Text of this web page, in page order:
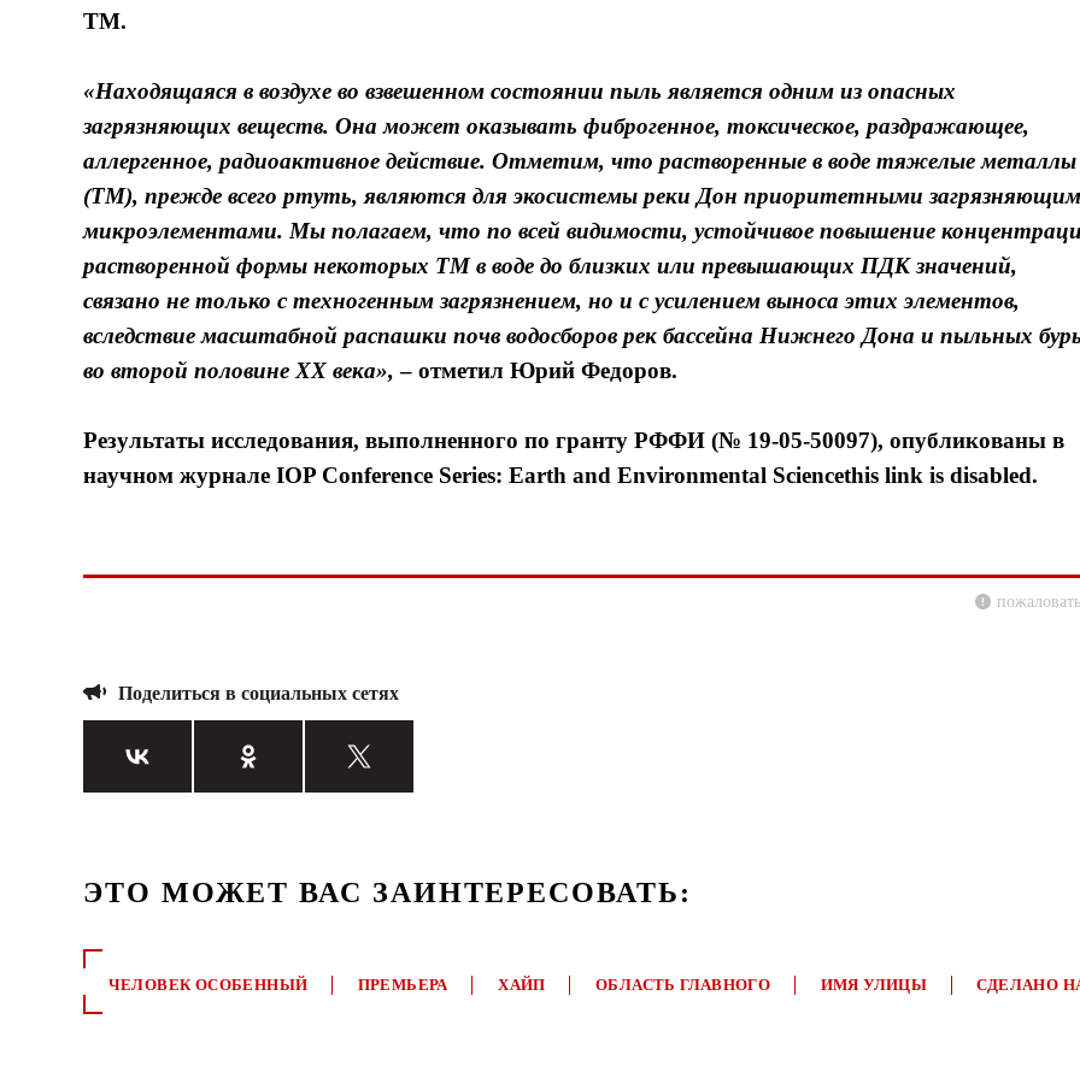
ТМ.
«Находящаяся в воздухе во взвешенном состоянии пыль является одним из опасных
загрязняющих веществ. Она может оказывать фиброгенное, токсическое, раздражающее,
аллергенное, радиоактивное действие. Отметим, что растворенные в воде тяжелые металлы
(ТМ), прежде всего ртуть, являются для экосистемы реки Дон приоритетными
микроэлементами. Мы полагаем, что по всей видимости, устойчивое повышение
растворенной формы некоторых ТМ в воде до близких или превышающих ПДК значений,
связано не только с техногенным загрязнением, но и с усилением выноса этих элементов,
вследствие масштабной распашки почв водосборов рек бассейна Нижнего Дона и пыльных бурь
во второй половине XX века»,– отметил Юрий Федоров.
Результаты исследования, выполненного по гранту РФФИ (№ 19-05-50097), опубликованы в
научном журнале IOP Conference Series: Earth and Environmental Sciencethis link is disabled.
Поделиться в социальных сетях
ЭТО МОЖЕТ ВАС ЗАИНТЕРЕСОВАТЬ:
ЧЕЛОВЕК ОСОБЕННЫЙ ПРЕМЬЕРА ХАЙП ОБЛАСТЬ ГЛАВНОГО ИМЯ УЛИЦЫ СДЕЛАНО